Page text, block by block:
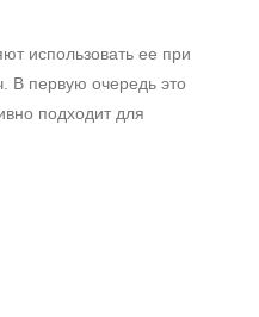
использовать ее при
В первую очередь это
подходит для